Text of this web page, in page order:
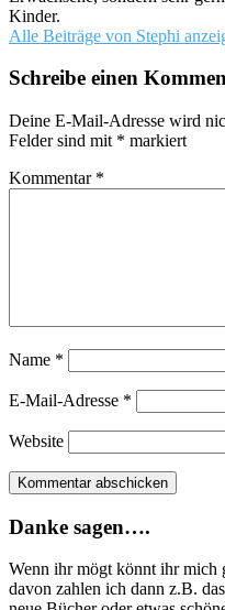
Kinder.
Alle Beiträge von Stephi
Schreibe einen
Deine E-Mail-Adresse wird
Felder sind mit * markiert
Kommentar *
Name *
E-Mail-Adresse *
Website
Danke sagen….
Wenn ihr mögt könnt ihr mich
davon zahlen ich dann z.B.